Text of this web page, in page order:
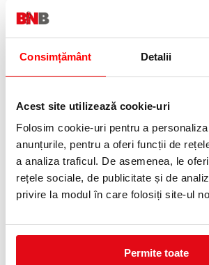
Consimțământ Detalii
Acest site utilizează cookie-uri
Folosim cookie-uri pentru a
anunțurile, pentru a oferi funcții de
a analiza traficul. De asemenea, le
rețele sociale, de publicitate și de
privire la modul în care folosiți site-ul
Permite toate
Informatii livrare
Telefon:
Alege varianta: